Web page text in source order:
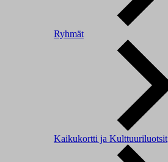
Ryhmät
Kaikukortti ja Kulttuuriluotsit